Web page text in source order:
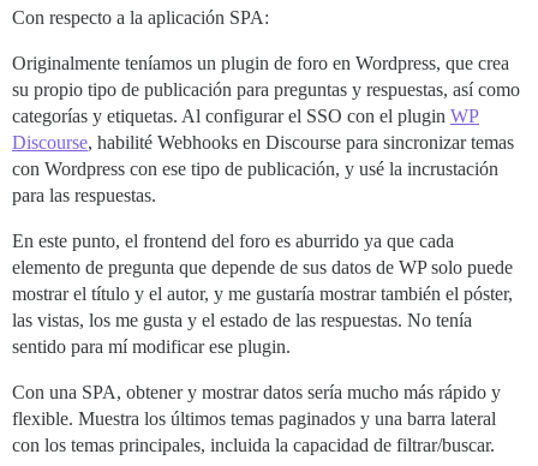
Con respecto a la aplicación SPA:
Originalmente teníamos un plugin de foro en Wordpress, que crea
su propio tipo de publicación para preguntas y respuestas, así como
categorías y etiquetas. Al configurar el SSO con el plugin WP
Discourse, habilité Webhooks en Discourse para sincronizar temas
con Wordpress con ese tipo de publicación, y usé la incrustación
para las respuestas.
En este punto, el frontend del foro es aburrido ya que cada
elemento de pregunta que depende de sus datos de WP solo puede
mostrar el título y el autor, y me gustaría mostrar también el póster,
las vistas, los me gusta y el estado de las respuestas. No tenía
sentido para mí modificar ese plugin.
Con una SPA, obtener y mostrar datos sería mucho más rápido y
flexible. Muestra los últimos temas paginados y una barra lateral
con los temas principales, incluida la capacidad de filtrar/buscar.